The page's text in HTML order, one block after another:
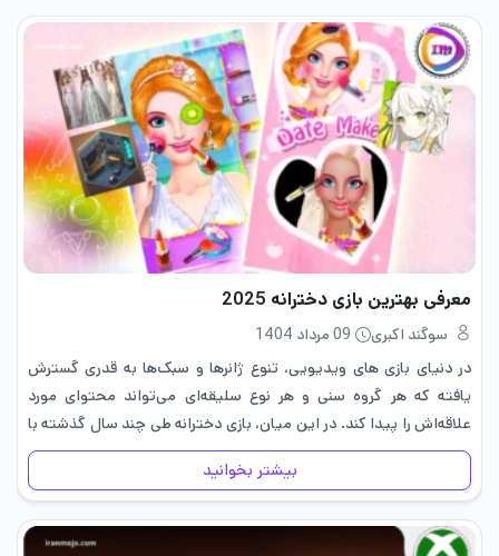
معرفی بهترین بازی دخترانه 2025
سوگند اکبری
09 مرداد 1404
در دنیای بازی های ویدیویی، تنوع ژانرها و سبک‌ها به قدری گسترش
یافته که هر گروه سنی و هر نوع سلیقه‌ای می‌تواند محتوای مورد
علاقه‌اش را پیدا کند. در این میان، بازی‌ دخترانه طی چند سال گذشته با
تحولی چشمگیر…
بیشتر بخوانید